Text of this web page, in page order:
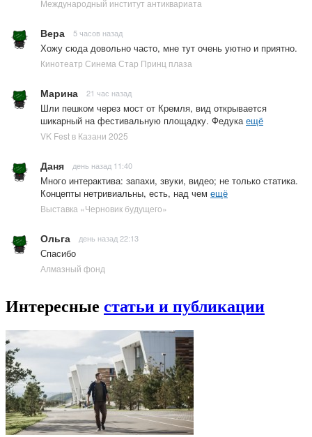
Международный институт антиквариата
Вера 5 часов назад
Хожу сюда довольно часто, мне тут очень уютно и приятно.
Кинотеатр Синема Стар Принц плаза
Марина 21 час назад
Шли пешком через мост от Кремля, вид открывается
шикарный на фестивальную площадку. Федукаещё
VK Fest в Казани 2025
Даня день назад 11:40
Много интерактива: запахи, звуки, видео; не только статика.
Концепты нетривиальны, есть, над чем ещё
Выставка «Черновик будущего»
Ольга день назад 22:13
Спасибо
Алмазный фонд
Интересные статьи и публикации